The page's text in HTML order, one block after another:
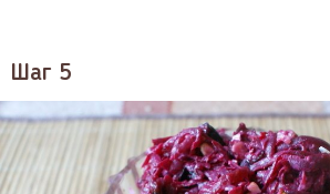
Шаг 5